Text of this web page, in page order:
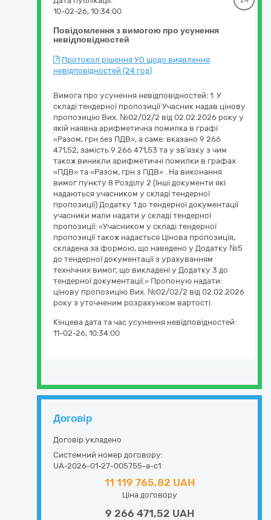
Повідомлення з вимогою про усунення
невідповідностей
10-02-26, 10:34:00
Протокол рішення УО щодо виявлення
невідповідностей (24 год)
Вимога про усунення невідповідностей: 1. У
складі тендерної пропозиції Учасник надав цінову
пропозицію Вих. №02/02/2 від 02.02.2026 року у
якій наявна арифметична помилка в графі
«Разом, грн без ПДВ», а саме: вказано 9 266
471,52, замість 9 266 471,53 та у зв’язку з чим
також виникли арифметичні помилки в графах
«ПДВ» та «Разом, грн з ПДВ» . На виконання
вимог пункту 8 Розділу 2 (Інші документи які
надаються учасником у складі тендерної
пропозиції) Додатку 1 до тендерної документації
учасники мали надати у складі тендерної
пропозиції: «Учасником у складі тендерної
пропозиції також надається Цінова пропозиція,
складена за формою, що наведено у Додатку №5
до тендерної документації з урахуванням
технічних вимог, що викладені у Додатку 3 до
тендерної документації.» Пропоную надати:
цінову пропозицію Вих. №02/02/2 від 02.02.2026
року з уточненим розрахунком вартості.
Кінцева дата та час усунення невідповідностей:
11-02-26, 10:34:00
Договір
Договір укладено
Системний номер договору:
UA-2026-01-27-005755-a-c1
11 119 765,82 UAH
Ціна договору
9 266 471,52 UAH